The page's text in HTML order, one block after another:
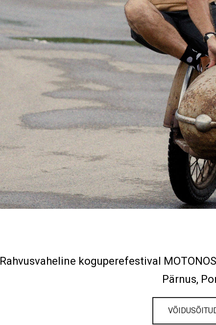
Rahvusvaheline koguperefestival
Pärnus,